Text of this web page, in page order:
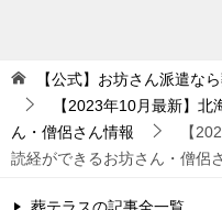
【公式】お坊さん派遣な
【2023年10月最新】
ん・僧侶さん情報
【
読経ができるお坊さん・僧侶
葬テラスの記事全一覧